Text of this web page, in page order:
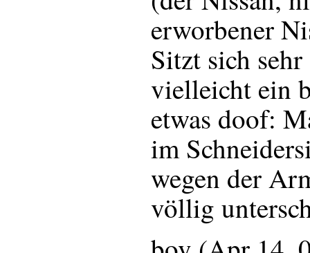
erworbener
Sitzt sich
vielleicht ein
etwas doof:
im
wegen der
völlig